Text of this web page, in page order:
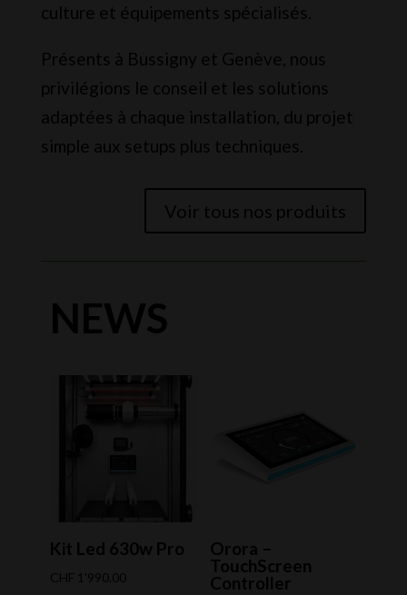
culture et équipements spécialisés.
Présents à Bussigny et Genève, nous
privilégions le conseil et les solutions
adaptées à chaque installation, du projet
simple aux setups plus techniques.
Voir tous nos produits
NEWS
Kit Led 630w Pro
CHF 1'990.00
Orora –
TouchScreen
Controller